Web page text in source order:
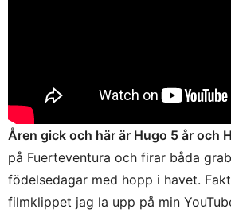
Åren gick och här är Hugo 5 år och
på Fuerteventura och firar båda
födelsedagar med hopp i havet.
filmklippet jag la upp på min